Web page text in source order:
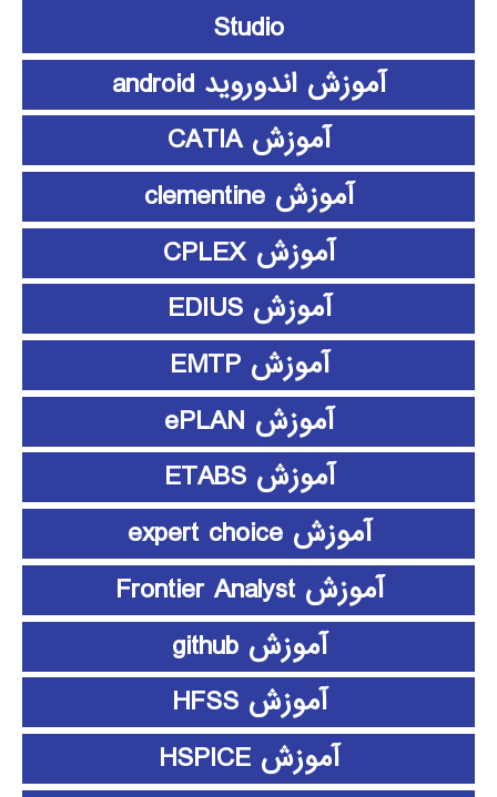
Studio
آموزش اندوروید android
آموزش CATIA
آموزش clementine
آموزش CPLEX
آموزش EDIUS
آموزش EMTP
آموزش ePLAN
آموزش ETABS
آموزش expert choice
آموزش Frontier Analyst
آموزش github
آموزش HFSS
آموزش HSPICE